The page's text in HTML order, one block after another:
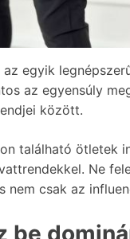
az egyik
az egyensúly
között.
található ötletek
Ne
nem csak az